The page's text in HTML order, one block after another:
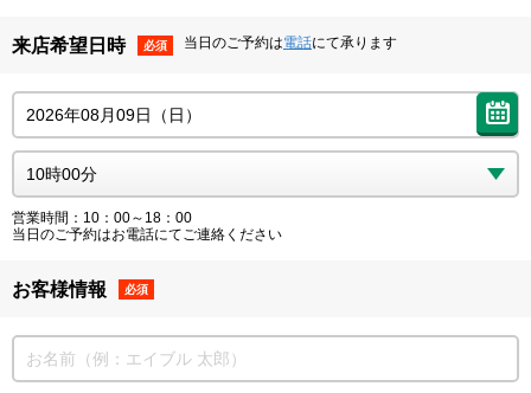
来店希望日時 必須 当日のご予約は電話にて承ります
営業時間：10：00～18：00
当日のご予約はお電話にてご連絡ください
お客様情報 必須